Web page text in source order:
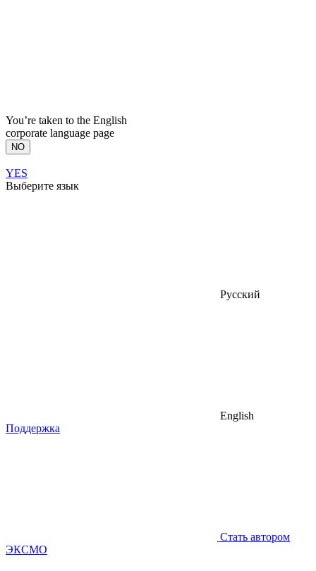
You’re taken to the English
corporate language page
NO
YES
Выберите язык
Русский
English
Поддержка
Стать автором
ЭКСМО